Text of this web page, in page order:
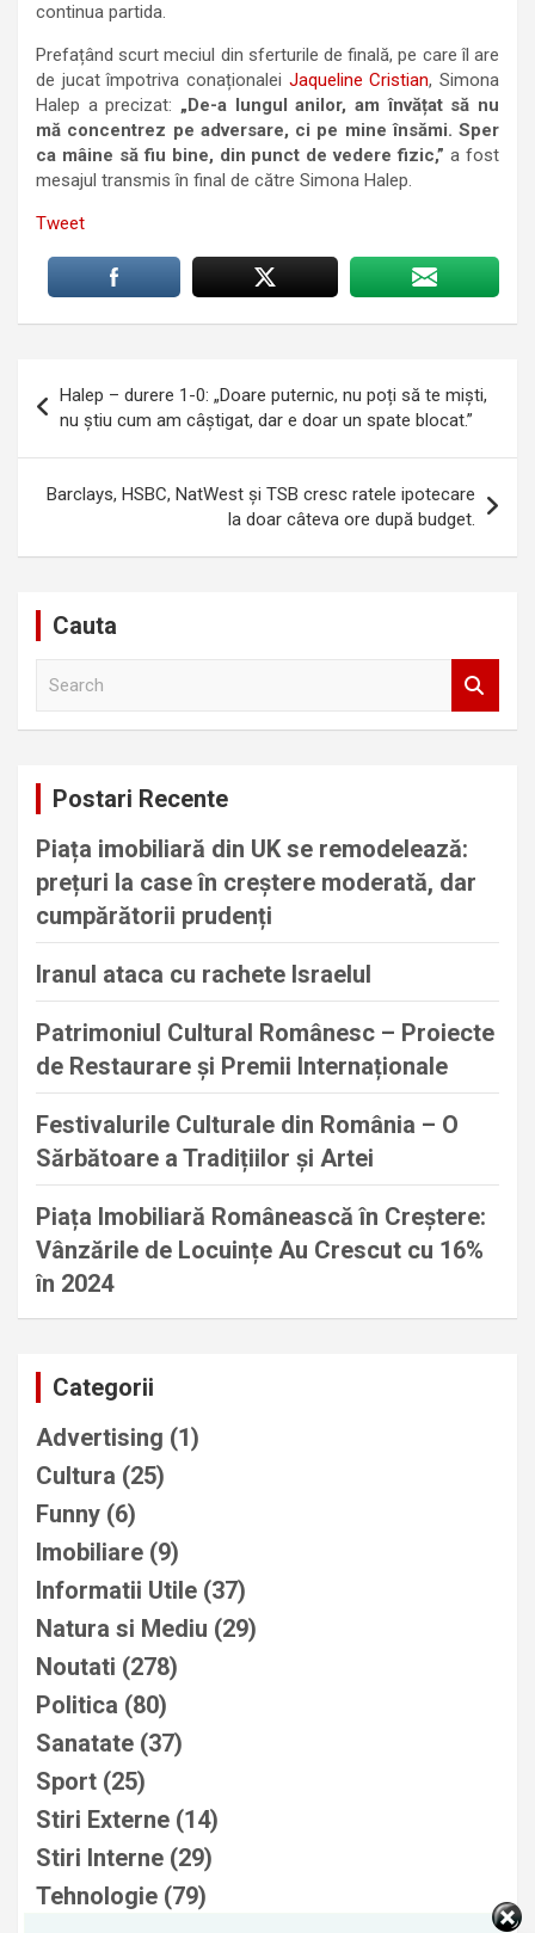
continua partida.
Prefațând scurt meciul din sferturile de finală, pe care îl are
de jucat împotriva conaționalei Jaqueline Cristian, Simona
Halep a precizat: „De-a lungul anilor, am învățat să nu
mă concentrez pe adversare, ci pe mine însămi. Sper
ca mâine să fiu bine, din punct de vedere fizic,” a fost
mesajul transmis în final de către Simona Halep.
Tweet
în
articole
Halep – durere 1-0: „Doare puternic, nu poți să te miști,
nu știu cum am câștigat, dar e doar un spate blocat.”
Barclays, HSBC, NatWest și TSB cresc ratele ipotecare
la doar câteva ore după budget.
Cauta
Postari Recente
Piața imobiliară din UK se remodelează:
prețuri la case în creștere moderată, dar
cumpărătorii prudenți
Iranul ataca cu rachete Israelul
Patrimoniul Cultural Românesc – Proiecte
de Restaurare și Premii Internaționale
Festivalurile Culturale din România – O
Sărbătoare a Tradițiilor și Artei
Piața Imobiliară Românească în Creștere:
Vânzările de Locuințe Au Crescut cu 16%
în 2024
Categorii
Advertising (1)
Cultura (25)
Funny (6)
Imobiliare (9)
Informatii Utile (37)
Natura si Mediu (29)
Noutati (278)
Politica (80)
Sanatate (37)
Sport (25)
Stiri Externe (14)
Stiri Interne (29)
Tehnologie (79)